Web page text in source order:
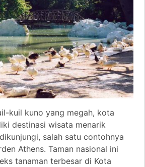
kuil kuno yang megah, kota
destinasi wisata menarik
salah satu contohnya
Athens. Taman nasional ini
tanaman terbesar di Kota